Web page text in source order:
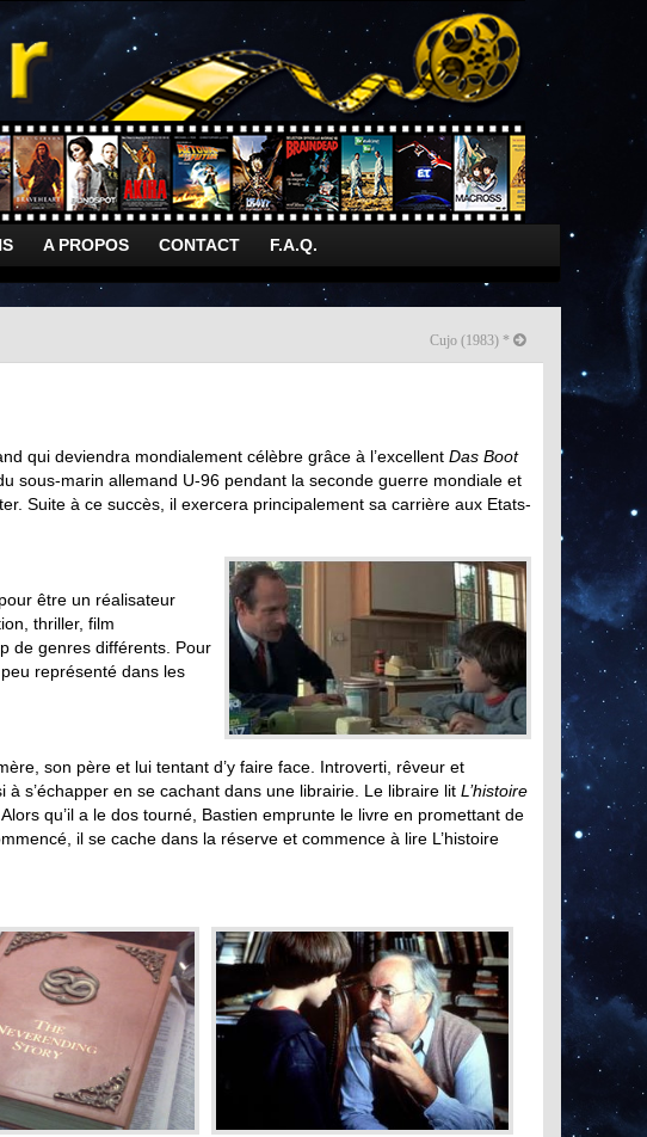
A PROPOS CONTACT F.A.Q.
Cujo (1983) *
qui deviendra mondialement célèbre grâce à l’excellent Das Boot
sous-marin allemand U-96 pendant la seconde guerre mondiale et
Suite à ce succès, il exercera principalement sa carrière aux Etats-
être un réalisateur
thriller, film
de genres différents. Pour
représenté dans les
son père et lui tentant d’y faire face. Introverti, rêveur et
s’échapper en se cachant dans une librairie. Le libraire lit L’histoire
qu’il a le dos tourné, Bastien emprunte le livre en promettant de
il se cache dans la réserve et commence à lire L’histoire